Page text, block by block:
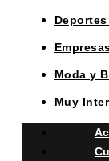
Moda y
Muy